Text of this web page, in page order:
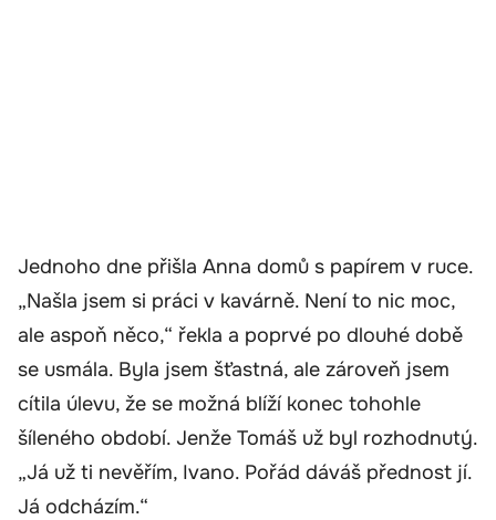
Jednoho dne přišla Anna domů s papírem v ruce.
„Našla jsem si práci v kavárně. Není to nic moc,
ale aspoň něco,“ řekla a poprvé po dlouhé době
se usmála. Byla jsem šťastná, ale zároveň jsem
cítila úlevu, že se možná blíží konec tohohle
šíleného období. Jenže Tomáš už byl rozhodnutý.
„Já už ti nevěřím, Ivano. Pořád dáváš přednost jí.
Já odcházím.“